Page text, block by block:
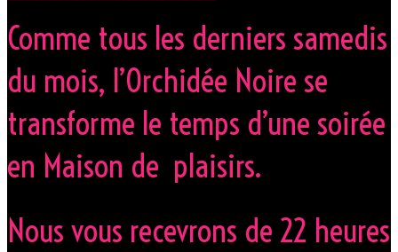
Comme tous les derniers samedis
du mois, l’Orchidée Noire se
transforme le temps d’une soirée
en Maison de plaisirs.
Nous vous recevrons de 22 heures